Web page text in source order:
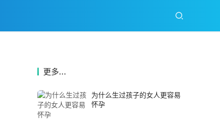
更多...
为什么生过孩子的女人更容易
怀孕